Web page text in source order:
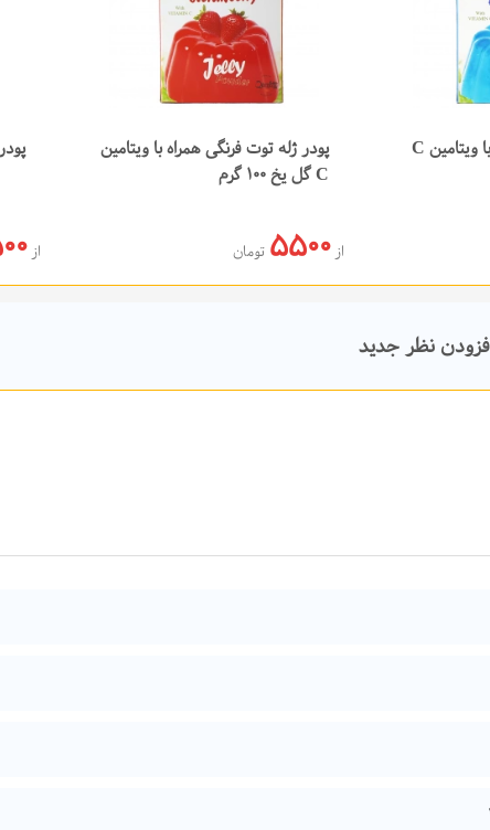
پودر ژله بلوبری همراه با ویتامین C
ارسال در تلگرام
از5500 تومان
پودر ژله توت فرنگی همراه با ویتامین
C گل یخ 100 گرم
از
پودر
نظر جدید